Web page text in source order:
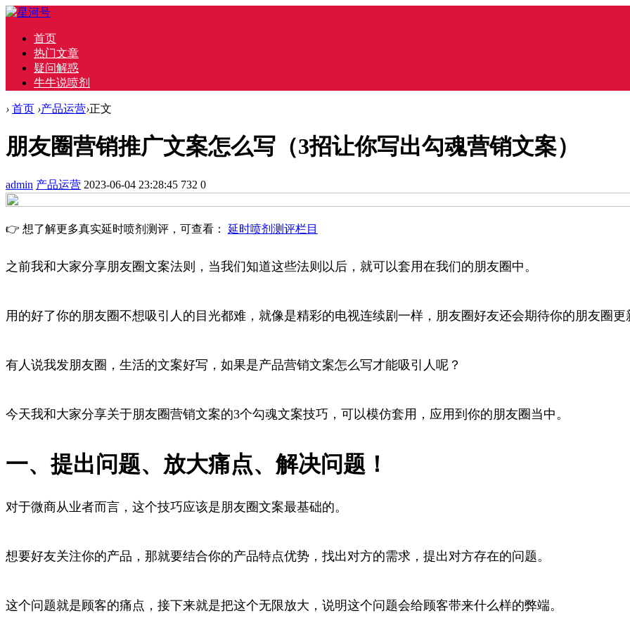
首页
热门文章
疑问解惑
牛牛说喷剂
› 首页 ›产品运营›正文
朋友圈营销推广文案怎么写（3招让你写出勾魂营销文案）
admin 产品运营 2023-06-04 23:28:45 732 0
👉 想了解更多真实延时喷剂测评，可查看： 延时喷剂测评栏目
之前我和大家分享朋友圈文案法则，当我们知道这些法则以后，就可以套用在我们的朋友圈中。
用的好了你的朋友圈不想吸引人的目光都难，就像是精彩的电视连续剧一样，朋友圈好友还会期待你的朋友圈更
有人说我发朋友圈，生活的文案好写，如果是产品营销文案怎么写才能吸引人呢？
今天我和大家分享关于朋友圈营销文案的3个勾魂文案技巧，可以模仿套用，应用到你的朋友圈当中。
一、提出问题、放大痛点、解决问题！
对于微商从业者而言，这个技巧应该是朋友圈文案最基础的。
想要好友关注你的产品，那就要结合你的产品特点优势，找出对方的需求，提出对方存在的问题。
这个问题就是顾客的痛点，接下来就是把这个无限放大，说明这个问题会给顾客带来什么样的弊端。